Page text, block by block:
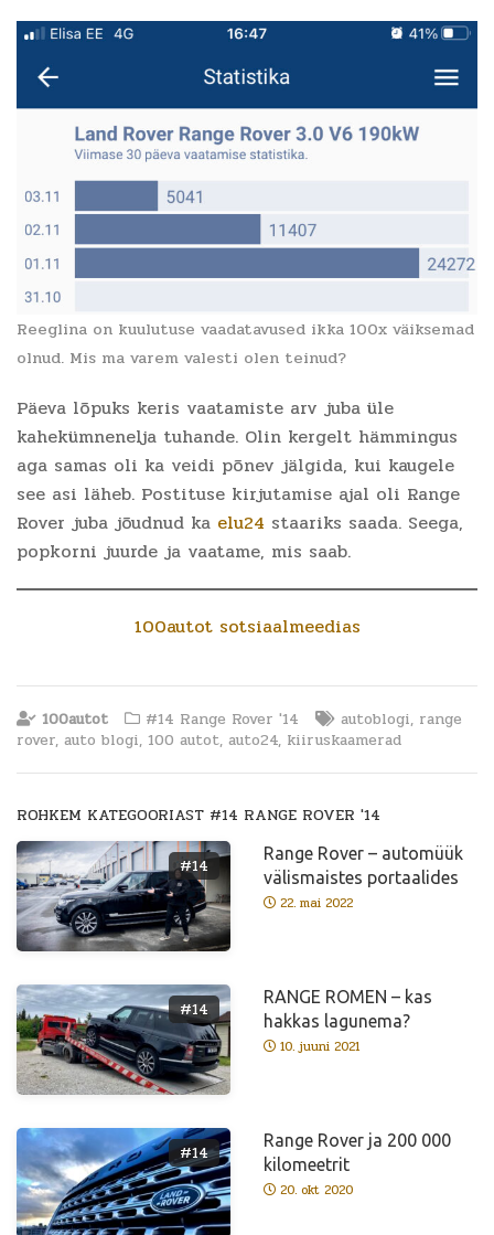
Reeglina on kuulutuse vaadatavused ikka 100x väiksemad
olnud. Mis ma varem valesti olen teinud?
Päeva lõpuks keris vaatamiste arv juba üle
kahekümnenelja tuhande. Olin kergelt hämmingus
aga samas oli ka veidi põnev jälgida, kui kaugele
see asi läheb. Postituse kirjutamise ajal oli Range
Rover juba jõudnud ka elu24 staariks saada. Seega,
popkorni juurde ja vaatame, mis saab.
100autot sotsiaalmeedias
100autot #14 Range Rover '14 autoblogi, range
rover, auto blogi, 100 autot, auto24, kiiruskaamerad
ROHKEM KATEGOORIAST #14 RANGE ROVER '14
#14
Range Rover – automüük
välismaistes portaalides
22. mai 2022
#14
RANGE ROMEN – kas
hakkas lagunema?
10. juuni 2021
#14
Range Rover ja 200 000
kilomeetrit
20. okt 2020